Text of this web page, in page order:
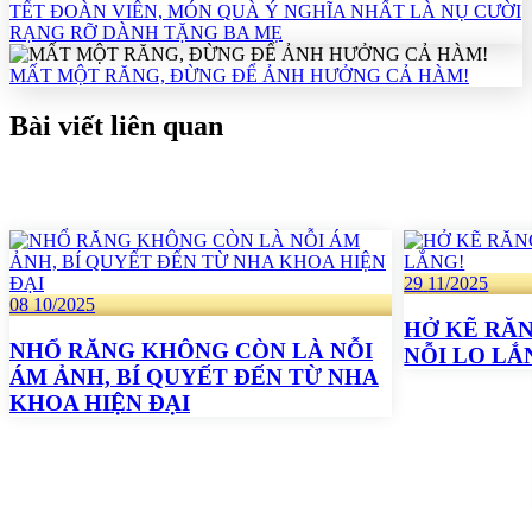
TẾT ĐOÀN VIÊN, MÓN QUÀ Ý NGHĨA NHẤT LÀ NỤ CƯỜI
RẠNG RỠ DÀNH TẶNG BA MẸ
MẤT MỘT RĂNG, ĐỪNG ĐỂ ẢNH HƯỞNG CẢ HÀM!
Bài viết liên quan
08 10/2025
NHỔ RĂNG KHÔNG CÒN LÀ NỖI
ÁM ẢNH, BÍ QUYẾT ĐẾN TỪ NHA
KHOA HIỆN ĐẠI
29 11/2025
HỞ KẼ
NỖI LO